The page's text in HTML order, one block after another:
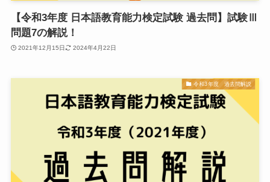
【令和3年度 日本語教育能力検定試験 過去問】試験Ⅲ
問題7の解説！
2021年12月15日 2024年4月22日
令和3年度 過去問解説